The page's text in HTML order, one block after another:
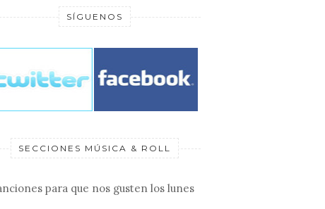
SÍGUENOS
SECCIONES MÚSICA & ROLL
para que nos gusten los lunes